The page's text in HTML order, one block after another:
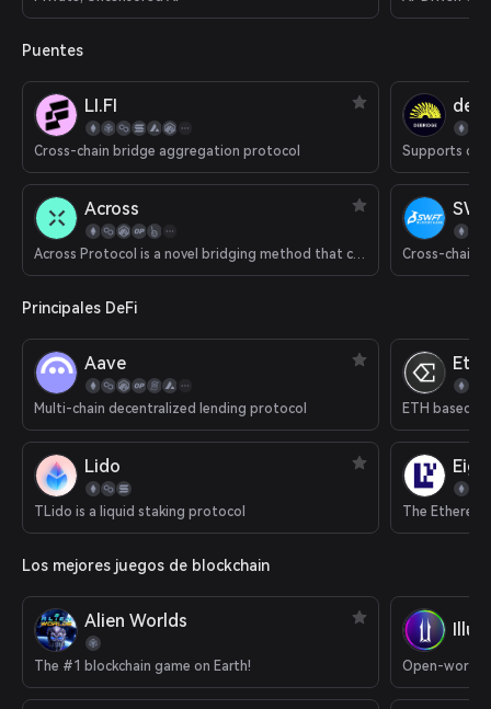
Puentes
LI.FI
Cross-chain bridge aggregation protocol
Across
Across Protocol is a novel bridging method that combines an optimistic oracle, bonded relayers and single-sided liquidity pools to provide decentralized instant transactions from rollup chains to Ethereum mainnet. Cross-chain
Principales DeFi
Aave
Multi-chain decentralized lending protocol
Lido
TLido is a liquid staking protocol
ETH based
The
Los mejores juegos de blockchain
Alien Worlds
The #1 blockchain game on Earth! Open-world